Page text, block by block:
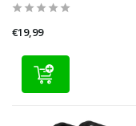
€19,99